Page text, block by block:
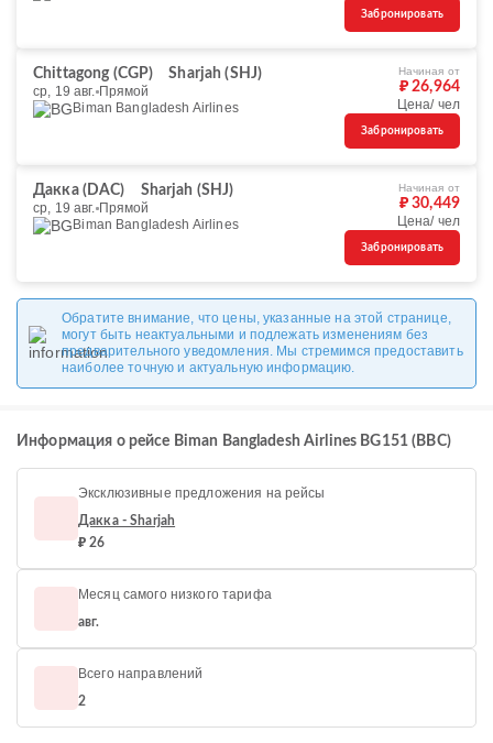
Забронировать
Chittagong (CGP)
Sharjah (SHJ)
ср, 19 авг. Прямой
Biman Bangladesh Airlines
Начиная от
₽ 26,964
Цена/ чел
Забронировать
Дакка (DAC)
Sharjah (SHJ)
ср, 19 авг. Прямой
Biman Bangladesh Airlines
Начиная от
₽ 30,449
Цена/ чел
Забронировать
Обратите внимание, что цены, указанные на этой странице,
могут быть неактуальными и подлежать изменениям без
предварительного уведомления. Мы стремимся предоставить
наиболее точную и актуальную информацию.
Информация о рейсе Biman Bangladesh Airlines BG151 (BBC)
Эксклюзивные предложения на рейсы
Дакка - Sharjah
₽ 26
Месяц самого низкого тарифа
авг.
Всего направлений
2